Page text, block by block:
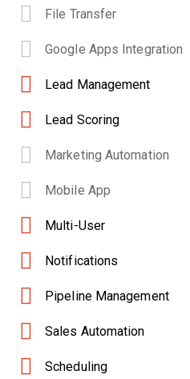
File Transfer
Google Apps Integration
Lead Management
Lead Scoring
Marketing Automation
Mobile App
Multi-User
Notifications
Pipeline Management
Sales Automation
Scheduling